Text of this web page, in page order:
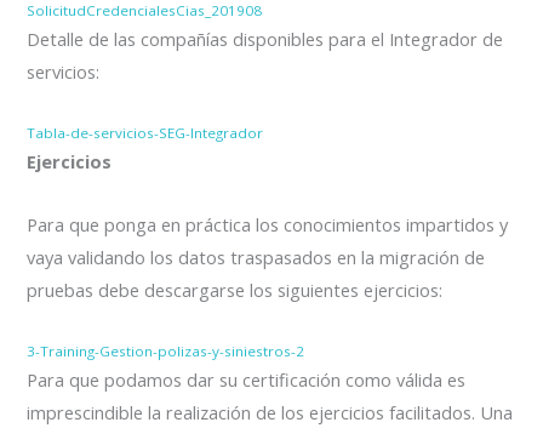
SolicitudCredencialesCias_201908
Detalle de las compañías disponibles para el Integrador de
servicios:
Tabla-de-servicios-SEG-Integrador
Ejercicios
Para que ponga en práctica los conocimientos impartidos y
vaya validando los datos traspasados en la migración de
pruebas debe descargarse los siguientes ejercicios:
3-Training-Gestion-polizas-y-siniestros-2
Para que podamos dar su certificación como válida es
imprescindible la realización de los ejercicios facilitados. Una